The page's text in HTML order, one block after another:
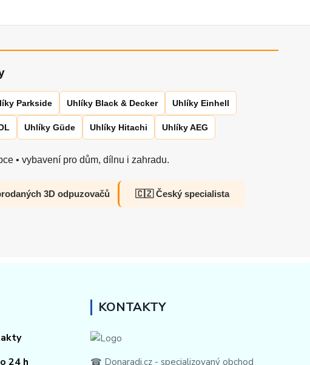
Parkside Uhlíky Black & Decker Uhlíky Einhell
Uhlíky Güde Uhlíky Hitachi Uhlíky AEG
• vybavení pro dům, dílnu i zahradu.
3D odpuzovačů 🇨🇿 Český specialista
24 h
KONTAKTY
☎ Donaradi.cz - specializovaný obchod